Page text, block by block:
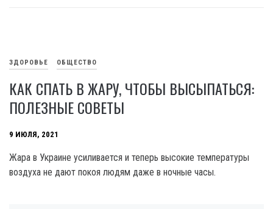
ЗДОРОВЬЕ ОБЩЕСТВО
КАК СПАТЬ В ЖАРУ, ЧТОБЫ ВЫСЫПАТЬСЯ:
ПОЛЕЗНЫЕ СОВЕТЫ
9 ИЮЛЯ, 2021
Жара в Украине усиливается и теперь высокие температуры
воздуха не дают покоя людям даже в ночные часы.